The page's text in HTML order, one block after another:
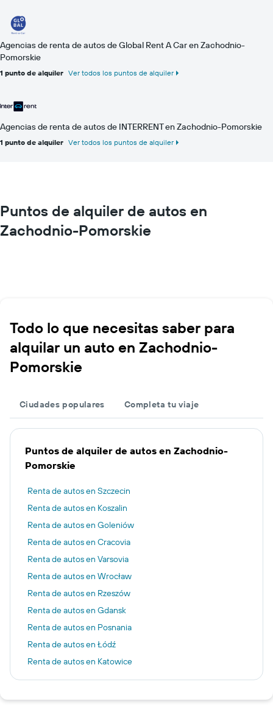
Agencias de renta de autos de Global Rent A Car en Zachodnio-
Pomorskie
1 punto de alquiler Ver todos los puntos de alquiler
Agencias de renta de autos de INTERRENT en Zachodnio-Pomorskie
1 punto de alquiler Ver todos los puntos de alquiler
Puntos de alquiler de autos en
Zachodnio-Pomorskie
Todo lo que necesitas saber para
alquilar un auto en Zachodnio-
Pomorskie
Ciudades populares Completa tu viaje
Puntos de alquiler de autos en Zachodnio-
Pomorskie
Renta de autos en Szczecin
Renta de autos en Koszalin
Renta de autos en Goleniów
Renta de autos en Cracovia
Renta de autos en Varsovia
Renta de autos en Wrocław
Renta de autos en Rzeszów
Renta de autos en Gdansk
Renta de autos en Posnania
Renta de autos en Łódź
Renta de autos en Katowice
Renta de autos en Bydgoszcz